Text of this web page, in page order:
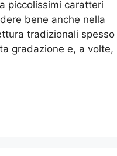
piccolissimi caratteri
bene anche nella
tradizionali spesso
gradazione e, a volte,